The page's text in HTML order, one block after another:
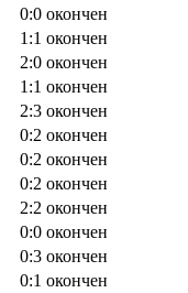
0:0 окончен
1:1 окончен
2:0 окончен
1:1 окончен
2:3 окончен
0:2 окончен
0:2 окончен
0:2 окончен
2:2 окончен
0:0 окончен
0:3 окончен
0:1 окончен